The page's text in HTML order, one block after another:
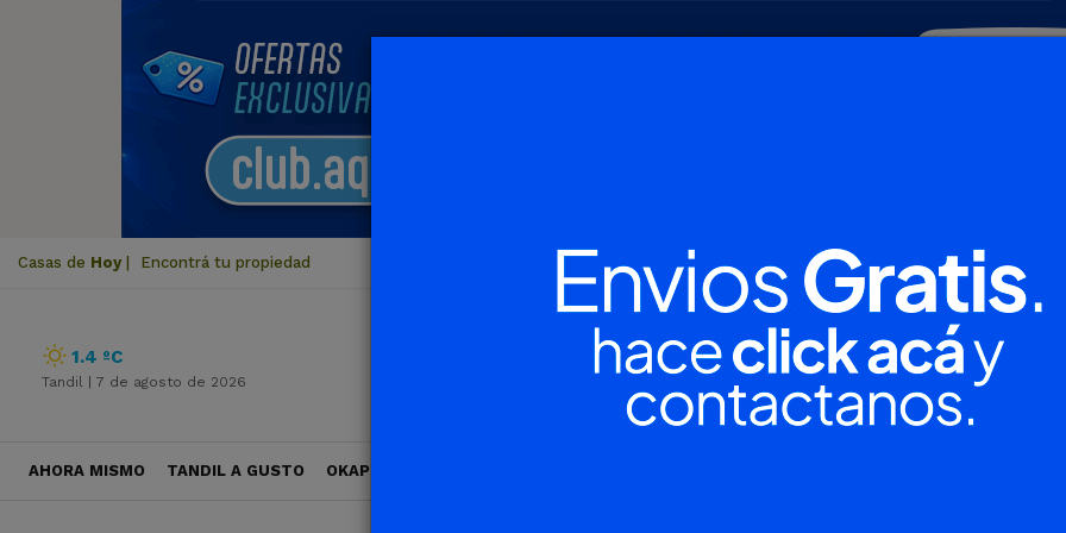
Casas de Hoy Encontrá tu propiedad
1.4 ºC
Tandil | 7 de agosto de 2026
AHORA MISMO TANDIL A GUSTO OKAPI VIAJES